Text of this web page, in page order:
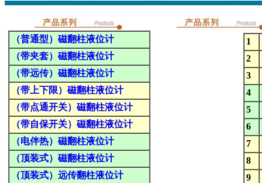
（普通型）磁翻柱液位计
（带夹套）磁翻柱液位计
（带远传）磁翻柱液位计
（带上下限）磁翻柱液位计
（带点通开关）磁翻柱液位计
（带自保开关）磁翻柱液位计
（电伴热）磁翻柱液位计
（顶装式）磁翻柱液位计
（顶装式）远传翻柱液位计
1
2
3
4
5
6
7
8
9